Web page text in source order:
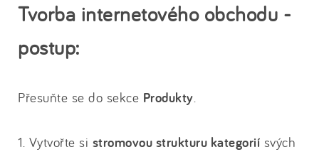
Tvorba internetového obchodu -
postup:
Přesuňte se do sekce Produkty.
1. Vytvořte si stromovou strukturu kategorií svých